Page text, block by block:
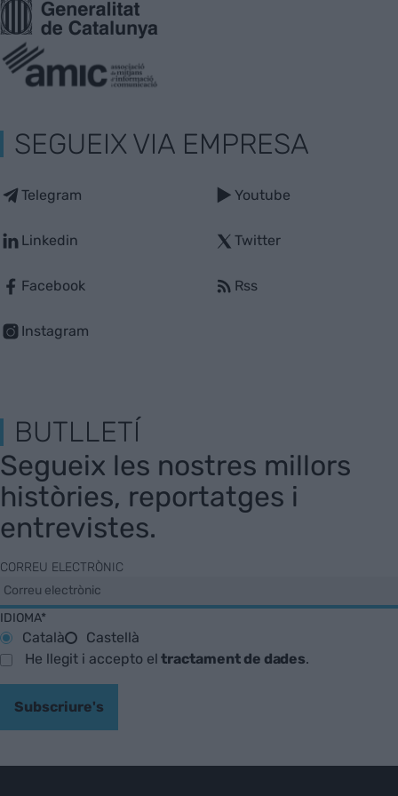
SEGUEIX VIA EMPRESA
Telegram
Linkedin
Facebook
Instagram
Youtube
Twitter
Rss
BUTLLETÍ
Segueix les nostres millors
històries, reportatges i
entrevistes.
CORREU ELECTRÒNIC
IDIOMA*
Català
Castellà
He llegit i accepto eltractament de dades.
Subscriure's